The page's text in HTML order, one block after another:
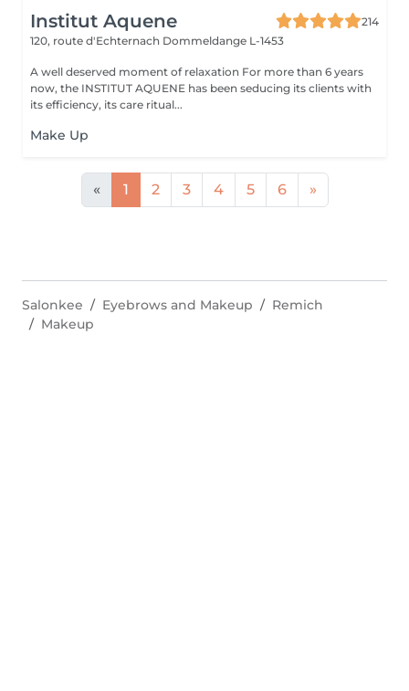
Institut Aquene
214
120, route d'Echternach Dommeldange L-1453
A well deserved moment of relaxation For more than 6 years
now, the INSTITUT AQUENE has been seducing its clients with
its efficiency, its care ritual...
Make Up
« 1 2 3 4 5 6 »
Salonkee Eyebrows and Makeup
Remich
Makeup